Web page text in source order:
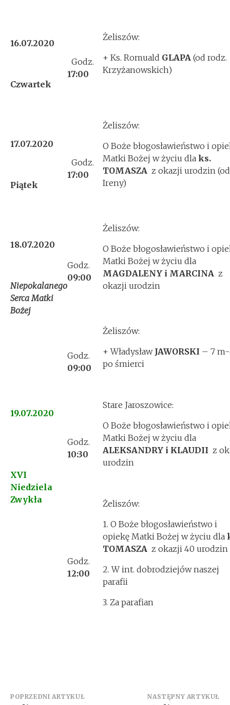
16.07.2020
Czwartek
Godz.
17:00
Żeliszów:
+ Ks. Romuald GLAPA (od rodz.
Krzyżanowskich)
17.07.2020
Piątek
Godz.
17:00
Żeliszów:
O Boże błogosławieństwo i
Matki Bożej w życiu dla ks.
TOMASZA z okazji urodzin
Ireny)
18.07.2020
Niepokalanego
Serca Matki
Bożej
Godz.
09:00
Żeliszów:
O Boże błogosławieństwo i
Matki Bożej w życiu dla
MAGDALENY i MARCINA z
okazji urodzin
19.07.2020
XVI
Niedziela
Zwykła
Godz.
09:00
Żeliszów:
+ Władysław JAWORSKI – 7
po śmierci
Godz.
10:30
Stare Jaroszowice:
O Boże błogosławieństwo i
Matki Bożej w życiu dla
ALEKSANDRY i KLAUDII z
urodzin
Godz.
12:00
Żeliszów:
1. O Boże błogosławieństwo i
opiekę Matki Bożej w życiu dla
TOMASZA z okazji 40 urodzin
2. W int. dobrodziejów naszej
parafii
3. Za parafian
Zobacz
POPRZEDNI ARTYKUŁ NASTĘPNY ARTYKUŁ